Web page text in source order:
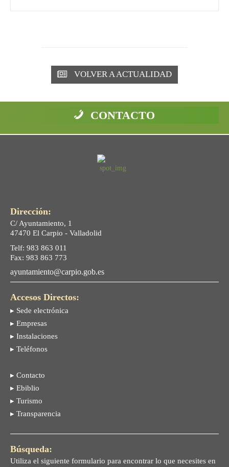
VOLVER A ACTUALIDAD
CONTACTO
Dirección:
C/ Ayuntamiento, 1
47470 El Carpio - Valladolid
Telf: 983 863 011
Fax: 983 863 773
ayuntamiento@carpio.gob.es
Accesos Directos:
▸ Sede electrónica
▸ Empresas
▸ Instalaciones
▸ Teléfonos
▸ Contacto
▸ Ebiblio
▸ Turismo
▸ Transparencia
Búsqueda:
Utiliza el siguiente formulario para encontrar lo que necesites en